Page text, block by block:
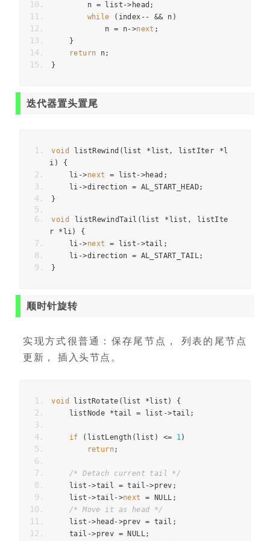
        n
= list -> head ;
while
( index -- && n )
            n
= n->next ;
}
return n;
}
迭代器置头置尾
void listRewind ( list * list , listIter * l
i )
{
    li
->next = list ->head ;
    li
->direction = AL_START_HEAD;
}
void listRewindTail ( list * list ,
listIte
r * li)
{
    li
->next = list ->tail ;
    li
->direction = AL_START_TAIL;
}
顺时针旋转
实现方式很普通：保存尾节点， 列表的尾节点
更新， 插入头节点。
void listRotate ( list * list )
{
    listNode
*tail = list ->tail ;
if ( listLength ( list ) <= 1)
return;
/* Detach current tail */
    list
->tail = tail ->prev ;
    list
->tail ->next = NULL ;
/* Move it as head */
    list
-> head ->prev = tail ;
    tail
->prev = NULL;